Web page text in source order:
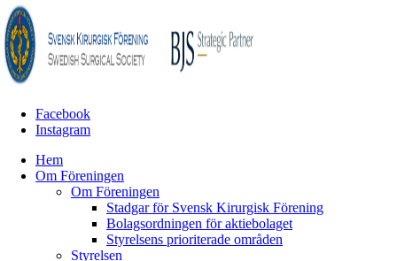
Facebook
Instagram
Hem
Om Föreningen
Om Föreningen
Stadgar för Svensk Kirurgisk Förening
Bolagsordningen för aktiebolaget
Styrelsens prioriterade områden
Styrelsen